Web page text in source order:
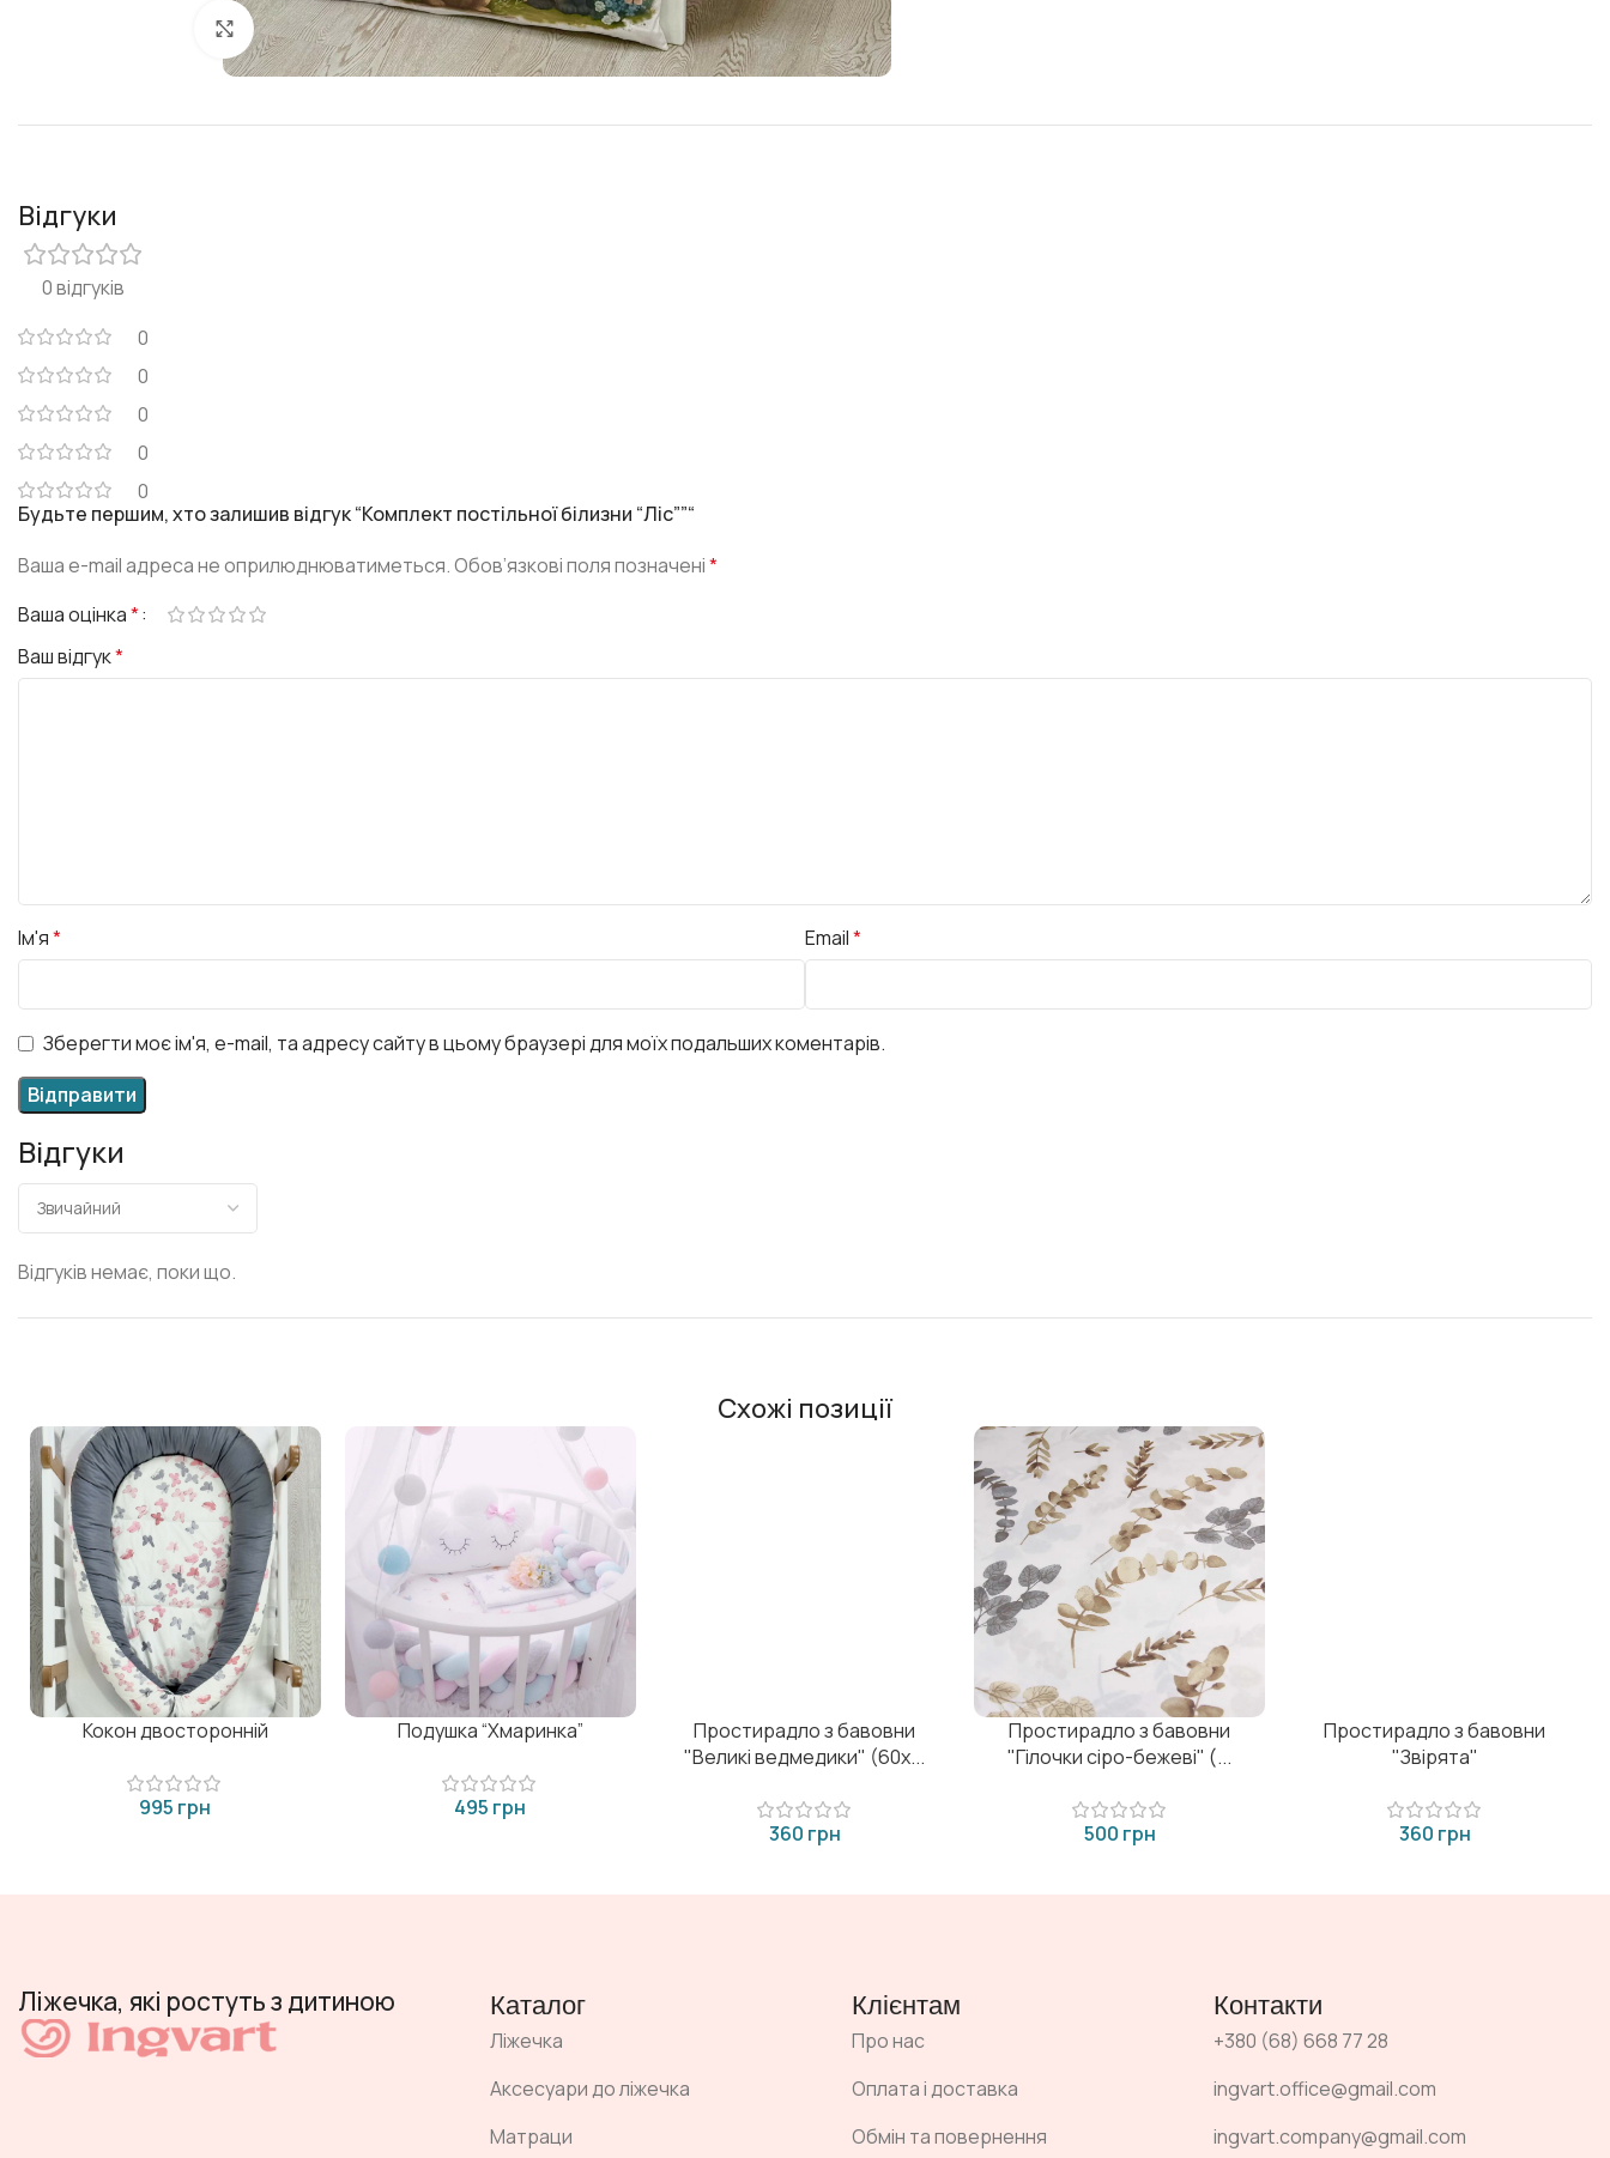
Клацніть, щоб збільшити
Відгуки
0 відгуків
0
0
0
0
0
Відгуки
Відгуків немає, поки що.
Будьте першим, хто залишив відгук “Комплект постільної білизни “Ліс””“
Ваша e-mail адреса не оприлюднюватиметься.Обов’язкові поля позначені*
Ваша оцінка*
Ваш відгук*
Ім'я* Email*
Зберегти моє ім'я, e-mail, та адресу сайту в цьому браузері для моїх подальших коментарів.
Схожі позиції
Кокон двосторонній
грн
Подушка “Хмаринка”
грн
Простирадло з бавовни
"Великі ведмедики" (60х...
грн
Простирадло з бавовни
"Гілочки сіро-бежеві" (...
грн
Простирадло з бавовни
"Звірята"
грн
Ліжечка, які ростуть з дитиною Каталог
Ліжечка
Аксесуари до ліжечка
Матраци
Клієнтам
Про нас
Оплата і доставка
Обмін та повернення
Контакти
+380 (68) 668 77 28
ingvart.office@gmail.com
ingvart.company@gmail.com